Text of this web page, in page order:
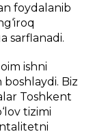
foydalanib
sarflanadi.
ishni
Biz
Toshkent
tizimi